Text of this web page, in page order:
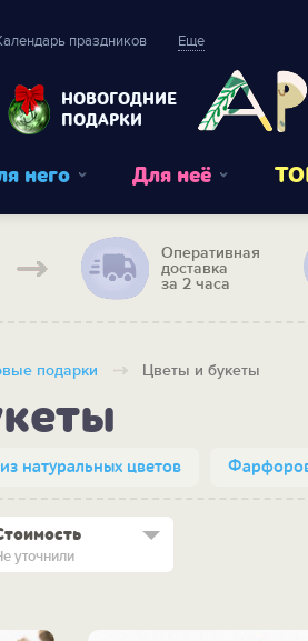
праздников Еще
НОВОГОДНИЕ
ПОДАРКИ
него Для неё
Оперативная
доставка
за 2 часа
подарки Цветы и букеты
натуральных цветов
уточнили